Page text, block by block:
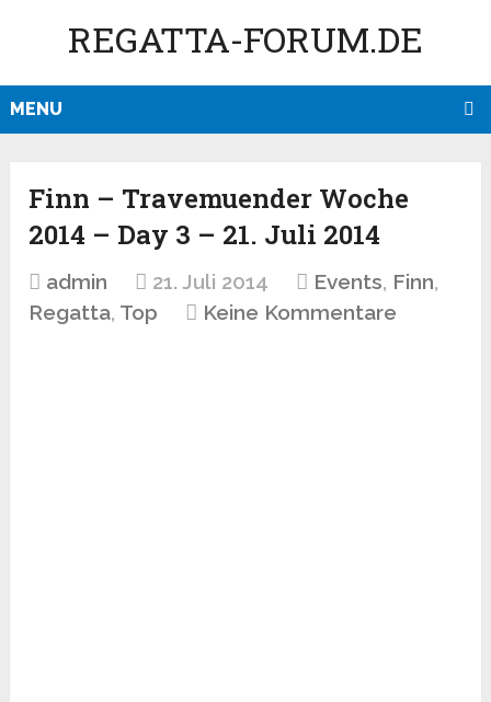
REGATTA-FORUM.DE
MENU
Finn – Travemuender Woche
2014 – Day 3 – 21. Juli 2014
admin 21. Juli 2014 Events, Finn,
Regatta, Top Keine Kommentare